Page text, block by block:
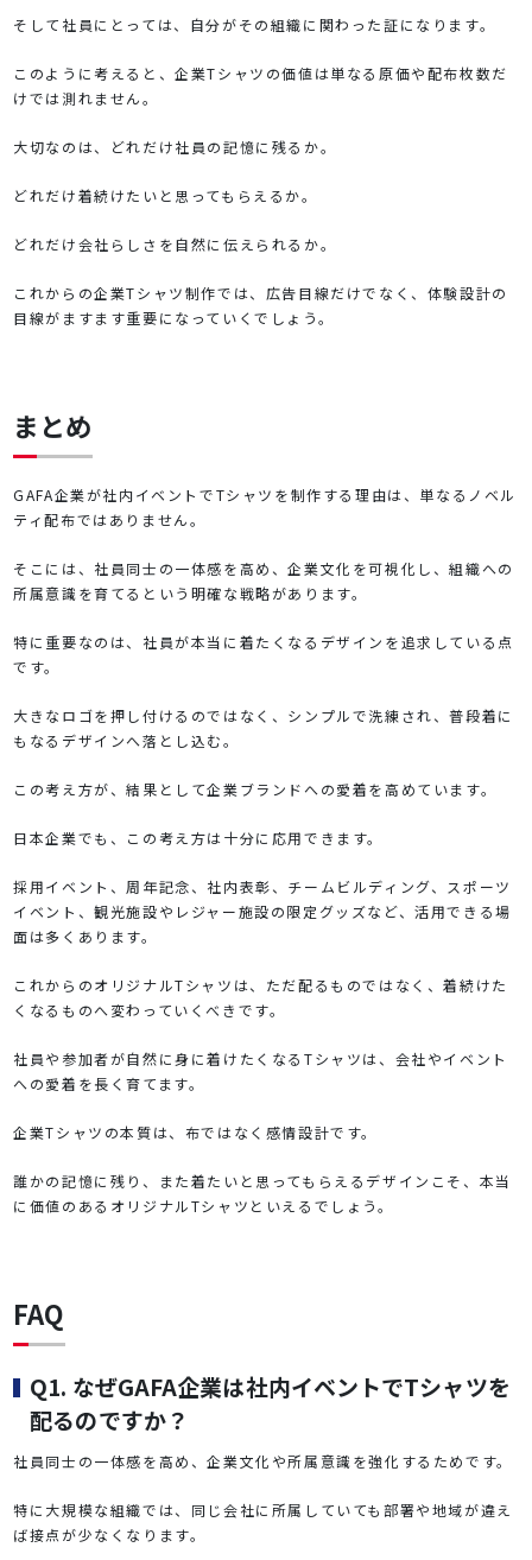
そして社員にとっては、自分がその組織に関わった証になります。
このように考えると、企業Tシャツの価値は単なる原価や配布枚数だ
けでは測れません。
大切なのは、どれだけ社員の記憶に残るか。
どれだけ着続けたいと思ってもらえるか。
どれだけ会社らしさを自然に伝えられるか。
これからの企業Tシャツ制作では、広告目線だけでなく、体験設計の
目線がますます重要になっていくでしょう。
まとめ
GAFA企業が社内イベントでTシャツを制作する理由は、単なるノベル
ティ配布ではありません。
そこには、社員同士の一体感を高め、企業文化を可視化し、組織への
所属意識を育てるという明確な戦略があります。
特に重要なのは、社員が本当に着たくなるデザインを追求している点
です。
大きなロゴを押し付けるのではなく、シンプルで洗練され、普段着に
もなるデザインへ落とし込む。
この考え方が、結果として企業ブランドへの愛着を高めています。
日本企業でも、この考え方は十分に応用できます。
採用イベント、周年記念、社内表彰、チームビルディング、スポーツ
イベント、観光施設やレジャー施設の限定グッズなど、活用できる場
面は多くあります。
これからのオリジナルTシャツは、ただ配るものではなく、着続けた
くなるものへ変わっていくべきです。
社員や参加者が自然に身に着けたくなるTシャツは、会社やイベント
への愛着を長く育てます。
企業Tシャツの本質は、布ではなく感情設計です。
誰かの記憶に残り、また着たいと思ってもらえるデザインこそ、本当
に価値のあるオリジナルTシャツといえるでしょう。
FAQ
Q1. なぜGAFA企業は社内イベントでTシャツを
配るのですか？
社員同士の一体感を高め、企業文化や所属意識を強化するためです。
特に大規模な組織では、同じ会社に所属していても部署や地域が違え
ば接点が少なくなります。